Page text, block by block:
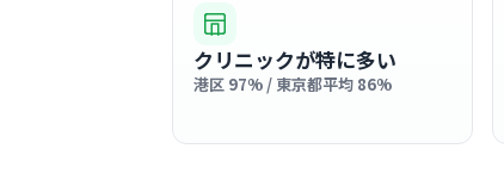
クリニックが特に多い
港区 97% / 東京都平均 86%